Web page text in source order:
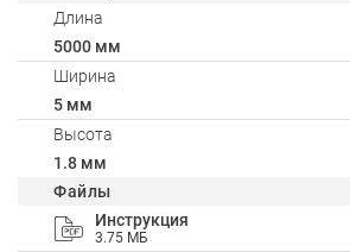
Длина
5000 мм
Ширина
5 мм
Высота
1.8 мм
Файлы
Инструкция
3.75 МБ